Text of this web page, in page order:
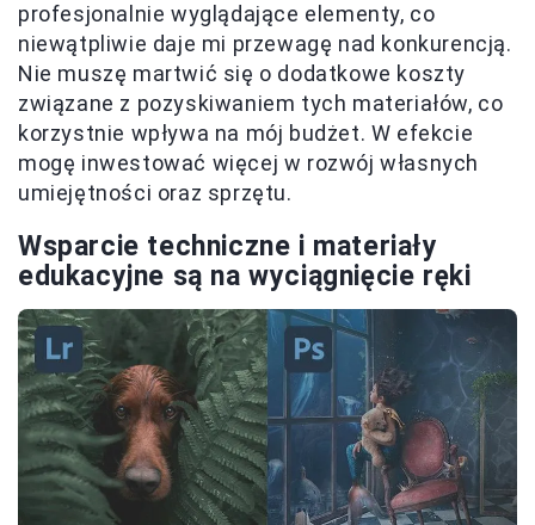
profesjonalnie wyglądające elementy, co
niewątpliwie daje mi przewagę nad konkurencją.
Nie muszę martwić się o dodatkowe koszty
związane z pozyskiwaniem tych materiałów, co
korzystnie wpływa na mój budżet. W efekcie
mogę inwestować więcej w rozwój własnych
umiejętności oraz sprzętu.
Wsparcie techniczne i materiały
edukacyjne są na wyciągnięcie ręki